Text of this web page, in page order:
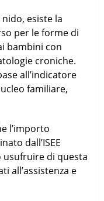
esiste la
per le forme di
bambini con
croniche.
all’indicatore
familiare,
l’importo
dall’ISEE
usufruire di questa
all’assistenza e